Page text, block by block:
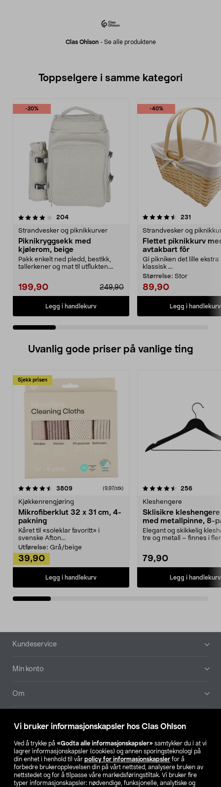
Vi bruker informasjonskapsler hos Clas Ohlson
Ved å trykke på «Godta alle informasjonskapsler» samtykker du i at vi
lagrer informasjonskapsler (cookies) og annen sporingsteknologi på
din enhet i henhold til vår policy for informasjonskapsler for å
forbedre brukeropplevelsen din på vårt nettsted, analysere bruken av
nettstedet og for å tilpasse våre markedsføringstiltak. Vi bruker fire
typer informasjonskapsler: nødvendige, funksjonelle, analytiske og
Clas Ohlson- Se alle produktene
Toppselgere i samme kategori
-20%
204anmeldelser
Strandvesker og piknikkurver
Piknikryggsekk med
kjølerom, beige
Pakk enkelt ned pledd, bestikk,
tallerkener og mat til utflukten.
199,90 249,90
Legg i handlekurv
-40%
4.5 av 5 stjerner 231
Strandvesker og
Flettet piknikkurv
avtakbart fôr
Gi pikniken det lille ekstra
klassisk ...
Størrelse: Stor
89,90
Legg i handlekurv
4.0 av 5 stjerner
Uvanlig gode priser på vanlige ting
Sjekk prisen
3809anmeldelser(9,97/stk)
Kjøkkenrengjøring
Mikrofiberklut 32 x 31 cm, 4-
pakning
Kåret til «soleklar favoritt» i
svenske Afton...
Utførelse: Grå/beige
39,90
Legg i handlekurv
4.5av 5 stjerner 256
Kleshengere
Sklisikre
med metallpinne, 8-
Elegant og skikkelig
tre og metall – finnes i
79,90
Legg i handlekurv
4.5av 5 stjerner
Bunntekst
Kundeservice
Min konto
Om
Våre selskaper
Finn din butikk